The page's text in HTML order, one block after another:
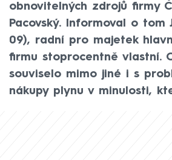
obnovitelných zdrojů firmy
Pacovský. Informoval o tom
09), radní pro majetek
firmu stoprocentně vlastní.
souviselo mimo jiné i s
nákupy plynu v minulosti,